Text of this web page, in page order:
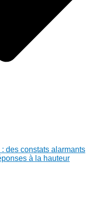
des constats alarmants
à la hauteur